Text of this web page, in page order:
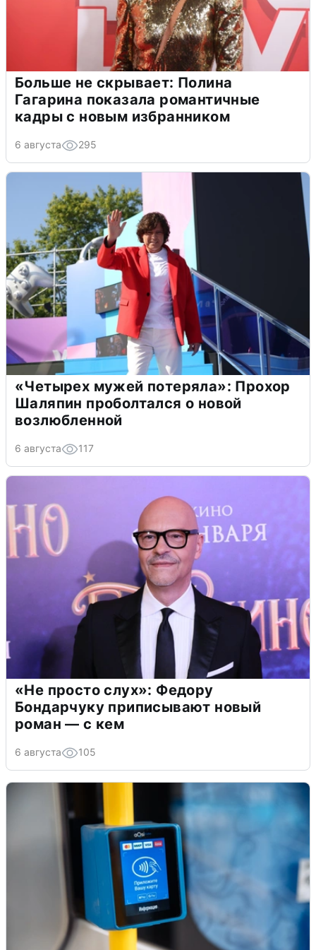
Больше не скрывает: Полина
Гагарина показала романтичные
кадры с новым избранником
6 августа 295
«Четырех мужей потеряла»: Прохор
Шаляпин проболтался о новой
возлюбленной
6 августа 117
«Не просто слух»: Федору
Бондарчуку приписывают новый
роман — с кем
6 августа 105